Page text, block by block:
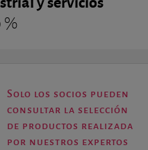
%
Solo los socios pueden
consultar la selección
de productos realizada
por nuestros expertos